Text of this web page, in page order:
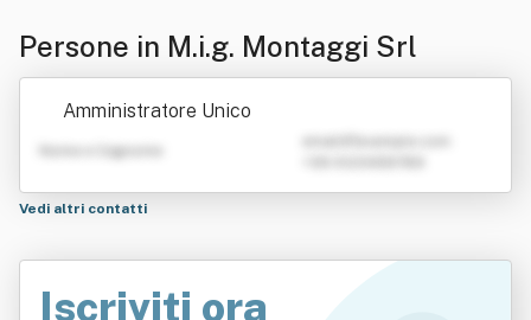
Persone in M.i.g. Montaggi Srl
Amministratore Unico
Nome e Cognome
Vedi altri contatti
Iscriviti ora